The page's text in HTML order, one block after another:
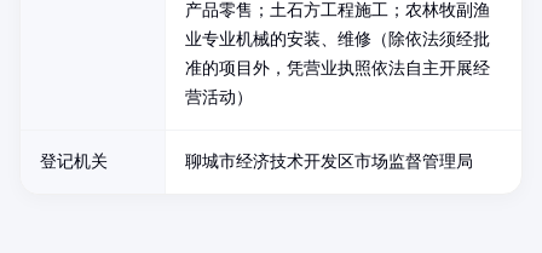
产品零售；土石方工程施工；农林牧副渔
业专业机械的安装、维修（除依法须经批
准的项目外，凭营业执照依法自主开展经
营活动）
登记机关 聊城市经济技术开发区市场监督管理局